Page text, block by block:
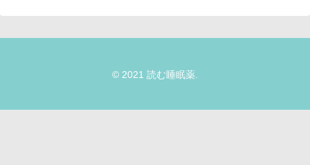
© 2021 読む睡眠薬.